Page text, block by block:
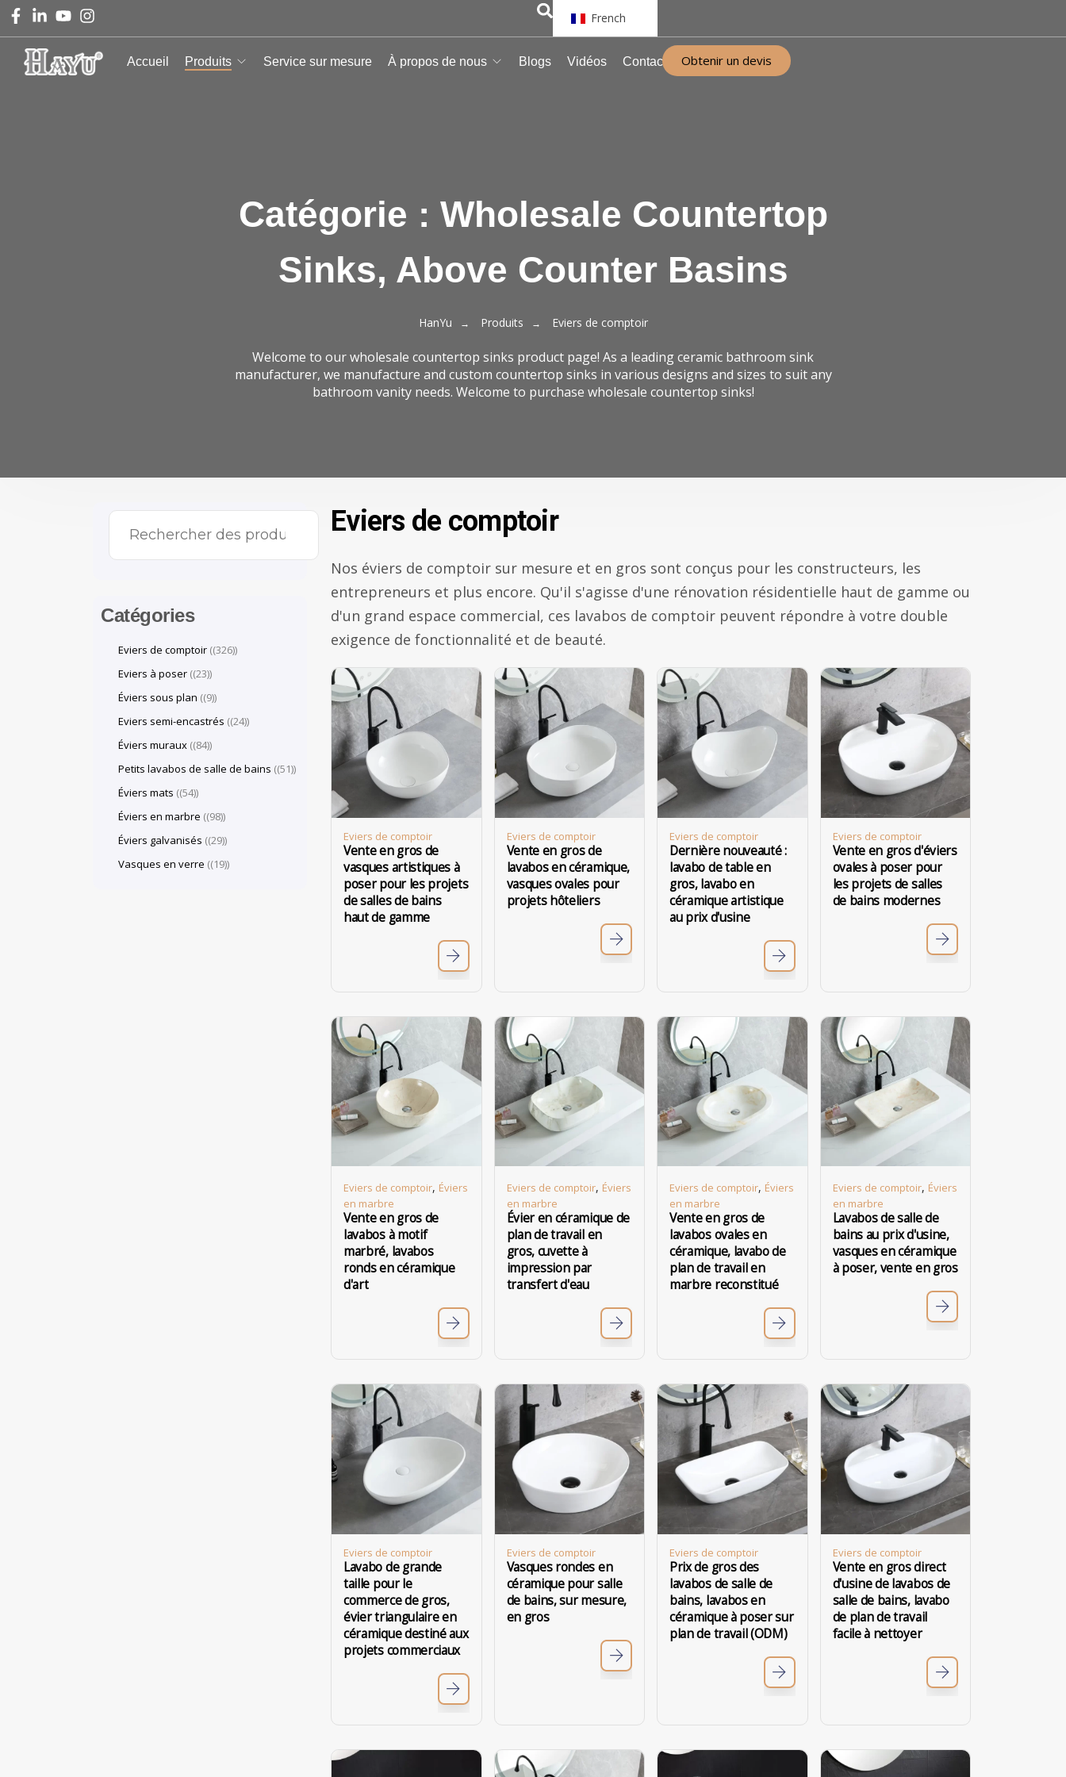
French
Accueil Produits Service sur mesure À propos de nous Blogs Vidéos Contact Obtenir un devis
Catégorie : Wholesale Countertop
Sinks, Above Counter Basins
HanYu Produits Eviers de comptoir
Welcome to our wholesale countertop sinks product page! As a leading ceramic bathroom sink
manufacturer, we manufacture and custom countertop sinks in various designs and sizes to suit any
bathroom vanity needs. Welcome to purchase wholesale countertop sinks!
Eviers de comptoir
Nos éviers de comptoir sur mesure et en gros sont conçus pour les constructeurs, les
entrepreneurs et plus encore. Qu'il s'agisse d'une rénovation résidentielle haut de gamme ou
d'un grand espace commercial, ces lavabos de comptoir peuvent répondre à votre double
exigence de fonctionnalité et de beauté.
Eviers de comptoir
Vente en gros de
vasques artistiques à
poser pour les projets
de salles de bains
haut de gamme
Eviers de comptoir
Vente en gros de
lavabos en céramique,
vasques ovales pour
projets hôteliers
Eviers de comptoir
Dernière nouveauté :
lavabo de table en
gros, lavabo en
céramique artistique
au prix d'usine
Eviers de comptoir
Vente en gros d'éviers
ovales à poser pour
les projets de salles
de bains modernes
Eviers de comptoir, Éviers
en marbre
Vente en gros de
lavabos à motif
marbré, lavabos
ronds en céramique
d'art
Eviers de comptoir, Éviers
en marbre
Évier en céramique de
plan de travail en
gros, cuvette à
impression par
transfert d'eau
Eviers de comptoir, Éviers
en marbre
Vente en gros de
lavabos ovales en
céramique, lavabo de
plan de travail en
marbre reconstitué
Eviers de comptoir, Éviers
en marbre
Lavabos de salle de
bains au prix d'usine,
vasques en céramique
à poser, vente en gros
Eviers de comptoir
Lavabo de grande
taille pour le
commerce de gros,
évier triangulaire en
céramique destiné aux
projets commerciaux
Eviers de comptoir
Vasques rondes en
céramique pour salle
de bains, sur mesure,
en gros
Eviers de comptoir
Prix de gros des
lavabos de salle de
bains, lavabos en
céramique à poser sur
plan de travail (ODM)
Eviers de comptoir
Vente en gros direct
d'usine de lavabos de
salle de bains, lavabo
de plan de travail
facile à nettoyer
Catégories
Eviers de comptoir (326)
Eviers à poser (23)
Éviers sous plan (9)
Eviers semi-encastrés (24)
Éviers muraux (84)
Petits lavabos de salle de bains (51)
Éviers mats (54)
Éviers en marbre (98)
Éviers galvanisés (29)
Vasques en verre (19)